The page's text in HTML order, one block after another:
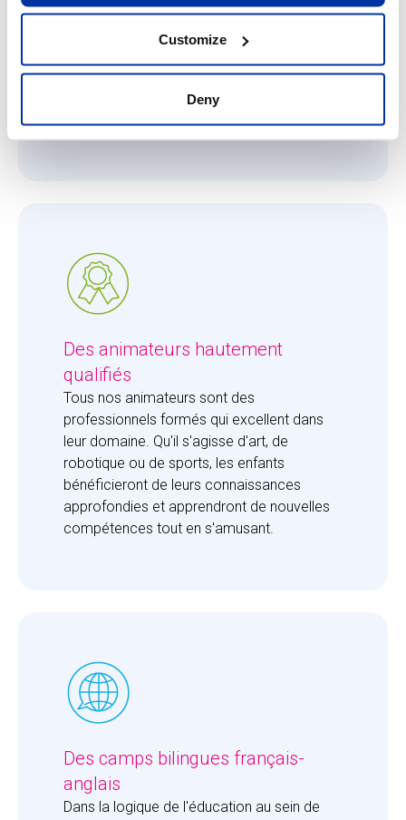
Customize
Deny
Ce qui nous importe, c'est que chaque
enfant reçoive toute l'attention qu'il ou elle
permet à nos animateurs de se consacrer
entièrement aux enfants et de leur apporter
Des animateurs hautement
qualifiés
Tous nos animateurs sont des
professionnels formés qui excellent dans
leur domaine. Qu'il s'agisse d'art, de
robotique ou de sports, les enfants
bénéficieront de leurs connaissances
approfondies et apprendront de nouvelles
compétences tout en s'amusant.
Des camps bilingues français-
anglais
Dans la logique de l'éducation au sein de